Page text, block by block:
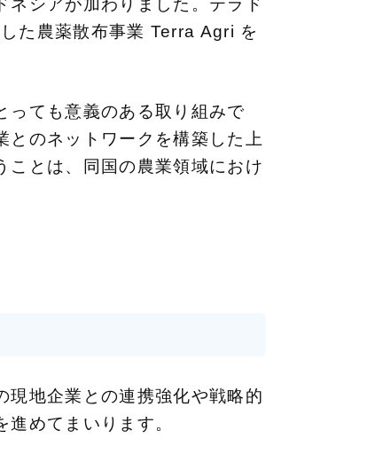
ネシアが加わりました。テラド
た農薬散布事業 Terra Agri を
っても意義のある取り組みで
とのネットワークを構築した上
とは、同国の農業領域におけ
現地企業との連携強化や戦略的
めてまいります。